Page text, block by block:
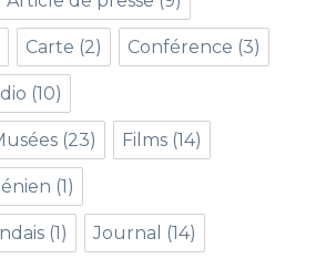
Carte (2) Conférence (3)
(10)
(23) Films (14)
(1)
(1) Journal (14)